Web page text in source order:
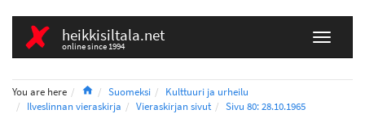
heikkisiltala.net
online since 1994
You are here HomeSuomeksi
Kulttuuri ja urheilu
Ilveslinnan vieraskirja
Vieraskirjan sivut Sivu 80: 28.10.1965